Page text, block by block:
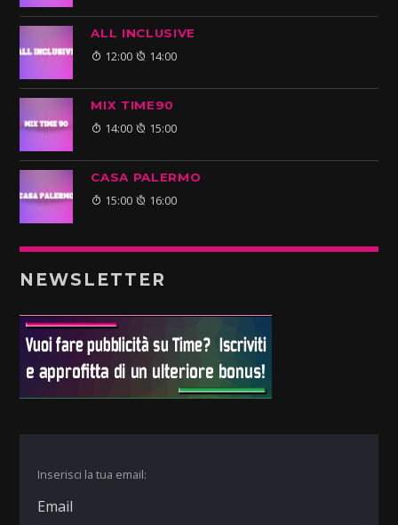
ALL INCLUSIVE
12:00 14:00
MIX TIME90
14:00 15:00
CASA PALERMO
15:00 16:00
NEWSLETTER
Inserisci la tua email: